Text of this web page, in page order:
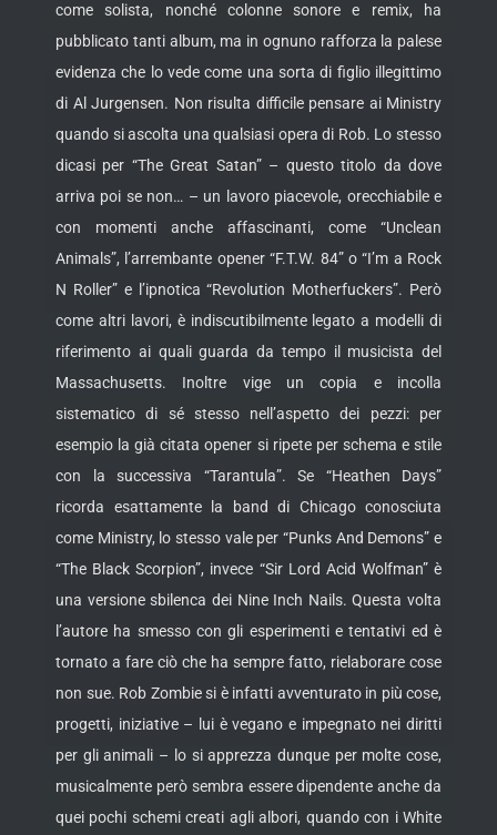
come solista, nonché colonne sonore e remix, ha
pubblicato tanti album, ma in ognuno rafforza la palese
evidenza che lo vede come una sorta di figlio illegittimo
di Al Jurgensen. Non risulta difficile pensare ai Ministry
quando si ascolta una qualsiasi opera di Rob. Lo stesso
dicasi per “The Great Satan” – questo titolo da dove
arriva poi se non… – un lavoro piacevole, orecchiabile e
con momenti anche affascinanti, come “Unclean
Animals”, l’arrembante opener “F.T.W. 84” o “I’m a Rock
N Roller” e l’ipnotica “Revolution Motherfuckers”. Però
come altri lavori, è indiscutibilmente legato a modelli di
riferimento ai quali guarda da tempo il musicista del
Massachusetts. Inoltre vige un copia e incolla
sistematico di sé stesso nell’aspetto dei pezzi: per
esempio la già citata opener si ripete per schema e stile
con la successiva “Tarantula”. Se “Heathen Days”
ricorda esattamente la band di Chicago conosciuta
come Ministry, lo stesso vale per “Punks And Demons” e
“The Black Scorpion”, invece “Sir Lord Acid Wolfman” è
una versione sbilenca dei Nine Inch Nails. Questa volta
l’autore ha smesso con gli esperimenti e tentativi ed è
tornato a fare ciò che ha sempre fatto, rielaborare cose
non sue. Rob Zombie si è infatti avventurato in più cose,
progetti, iniziative – lui è vegano e impegnato nei diritti
per gli animali – lo si apprezza dunque per molte cose,
musicalmente però sembra essere dipendente anche da
quei pochi schemi creati agli albori, quando con i White